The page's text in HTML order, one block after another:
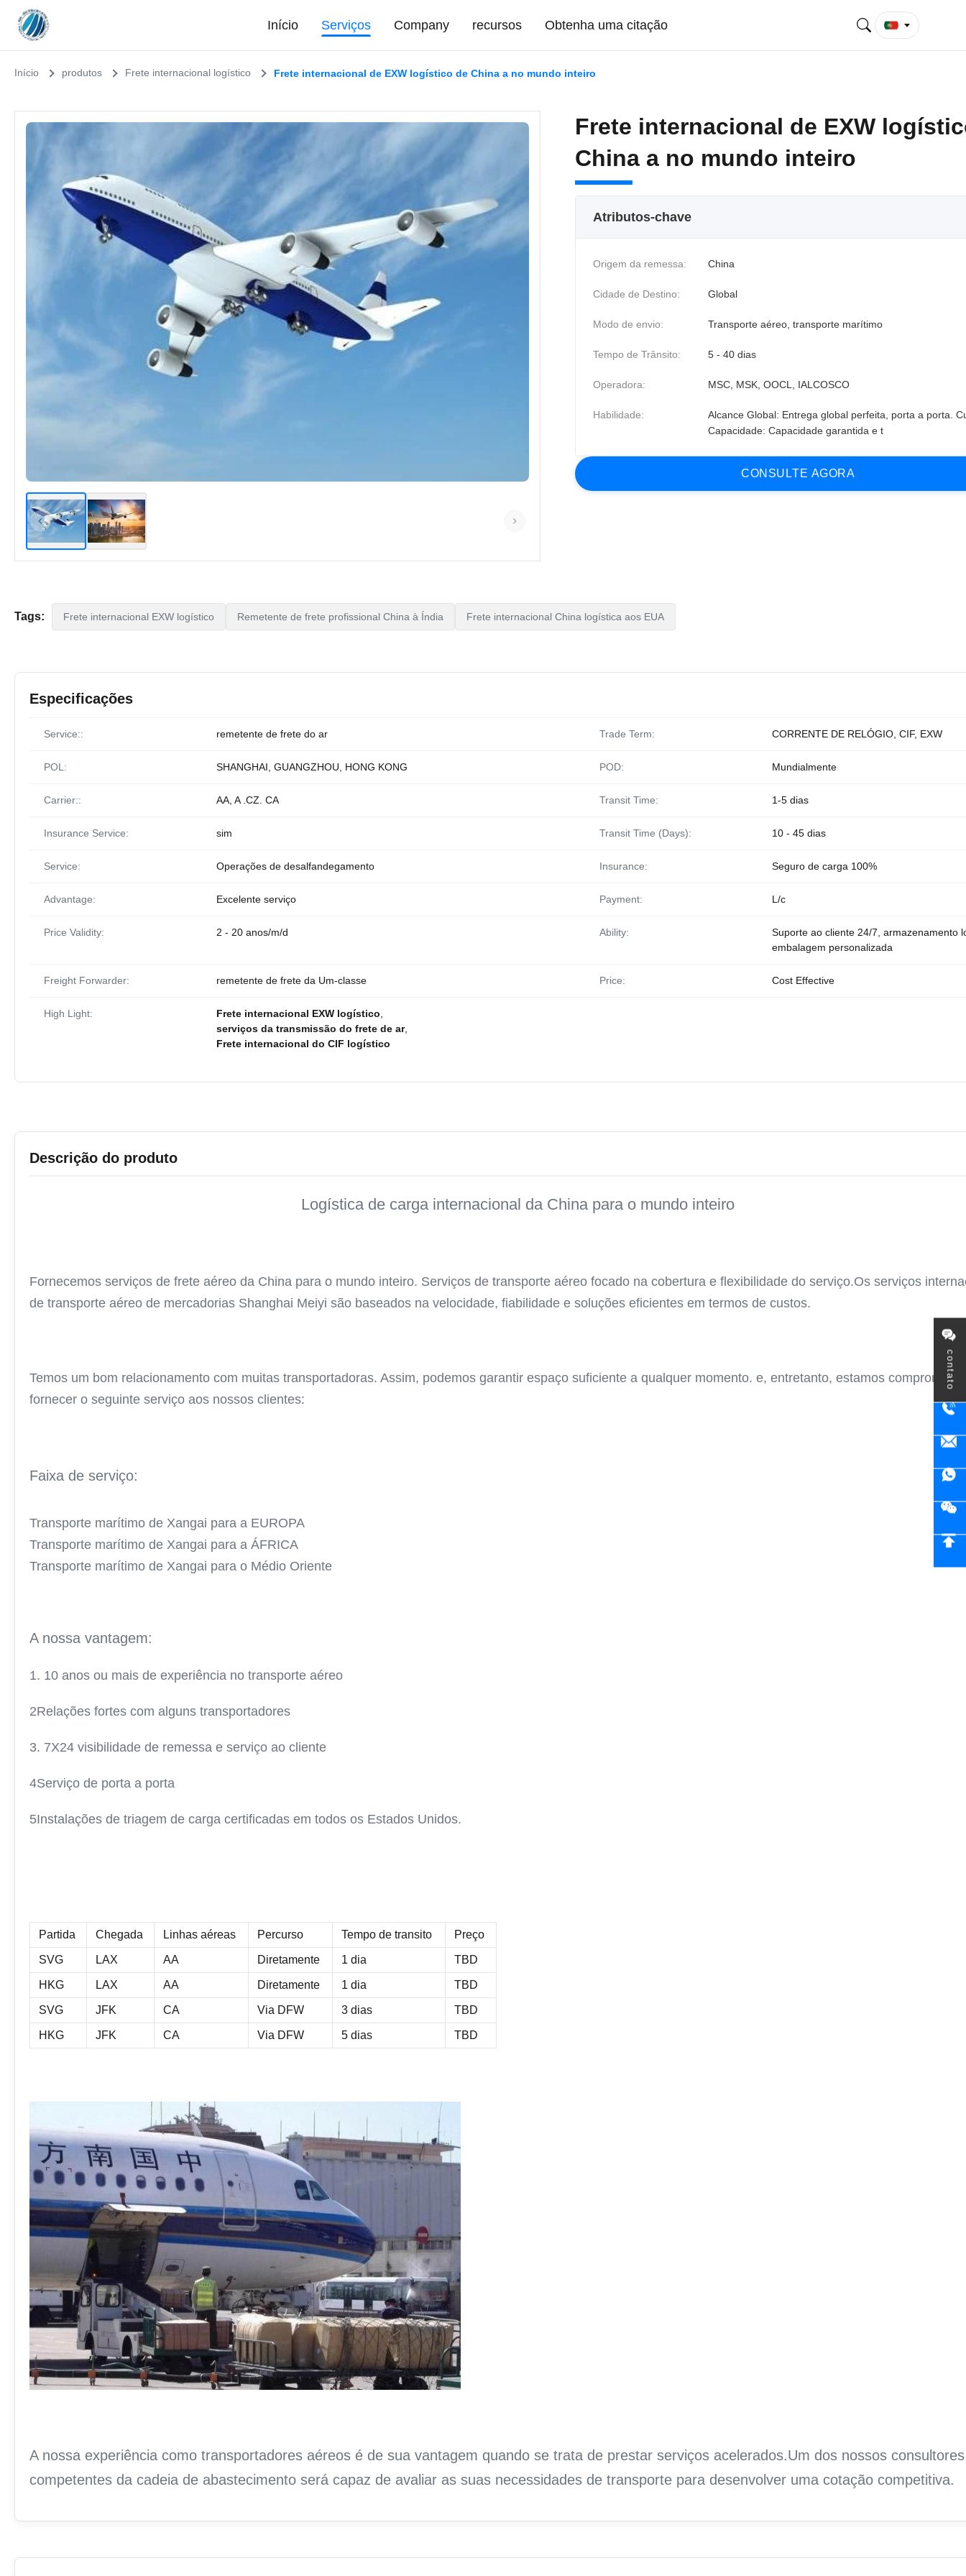
contato
Início Serviços Company recursos Obtenha uma citação
Início produtos Frete internacional logístico Frete internacional de EXW logístico de China a no mundo inteiro
Frete internacional de EXW
China a no mundo inteiro
Atributos-chave
Origem da remessa: China
Cidade de Destino: Global
Modo de envio: Transporte aéreo, transporte marítimo
Tempo de Trânsito: 5 - 40 dias
Operadora: MSC, MSK, OOCL, IALCOSCO
Habilidade:
Alcance Global: Entrega global perfeita, porta a porta.
Capacidade: Capacidade garantida e t
CON SU LTE AGORA
Tags: Frete internacional EXW logístico Remetente de frete profissional China à Índia Frete internacional China logística aos EUA
Especificações
Service:: remetente de frete do ar Trade Term: CORRENTE DE RELÓGIO, CIF, EXW
POL: SHANGHAI, GUANGZHOU, HONG KONG POD: Mundialmente
Carrier:: AA, A .CZ. CA Transit Time: 1-5 dias
Insurance Service: sim Transit Time (Days): 10 - 45 dias
Service: Operações de desalfandegamento Insurance: Seguro de carga 100%
Advantage: Excelente serviço Payment: L/c
Price Validity: 2 - 20 anos/m/d Ability:
Suporte ao cliente 24/7, armazenamento
embalagem personalizada
Freight Forwarder: remetente de frete da Um-classe Price: Cost Effective
High Light: Frete internacional EXW logístico
serviços da transmissão do frete de ar,
Frete internacional do CIF logístico
Descrição do produto
Logística de carga internacional da China para o mundo inteiro
Fornecemos serviços de frete aéreo da China para o mundo inteiro. Serviços de transporte aéreo focado na cobertura e flexibilidade do serviço.Os serviços
de transporte aéreo de mercadorias Shanghai Meiyi são baseados na velocidade, fiabilidade e soluções eficientes em termos de custos.
Temos um bom relacionamento com muitas transportadoras. Assim, podemos garantir espaço suficiente a qualquer momento. e, entretanto, estamos
fornecer o seguinte serviço aos nossos clientes:
Faixa de serviço:
Transporte marítimo de Xangai para a EUROPA
Transporte marítimo de Xangai para a ÁFRICA
Transporte marítimo de Xangai para o Médio Oriente
A nossa vantagem:
1. 10 anos ou mais de experiência no transporte aéreo
2Relações fortes com alguns transportadores
3. 7X24 visibilidade de remessa e serviço ao cliente
4Serviço de porta a porta
5Instalações de triagem de carga certificadas em todos os Estados Unidos.
Partida Chegada Linhas aéreas Percurso Tempo de transito Preço
SVG LAX AA Diretamente 1 dia TBD
HKG LAX AA Diretamente 1 dia TBD
SVG JFK CA Via DFW 3 dias TBD
HKG JFK CA Via DFW 5 dias TBD
A nossa experiência como transportadores aéreos é de sua vantagem quando se trata de prestar serviços acelerados.Um dos nossos consultores
competentes da cadeia de abastecimento será capaz de avaliar as suas necessidades de transporte para desenvolver uma cotação competitiva.